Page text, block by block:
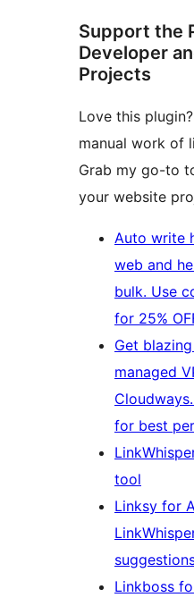
Support the
Developer
Projects
Love this
manual work of
Grab my go-to
your website
Auto write
web and
bulk. Use
for 25%
Get
managed
for best
tool
Linksy for
Linkboss